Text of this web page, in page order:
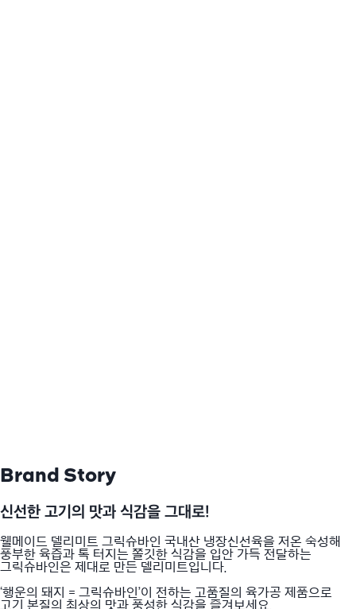
Brand Story
신선한 고기의 맛과 식감을 그대로!
웰메이드 델리미트 그릭슈바인 국내산 냉장신선육을 저온 숙성해
풍부한 육즙과 톡 터지는 쫄깃한 식감을 입안 가득 전달하는
그릭슈바인은 제대로 만든 델리미트입니다.
‘행운의 돼지 = 그릭슈바인’이 전하는 고품질의 육가공 제품으로
고기 본질의 최상의 맛과 풍성한 식감을 즐겨보세요.